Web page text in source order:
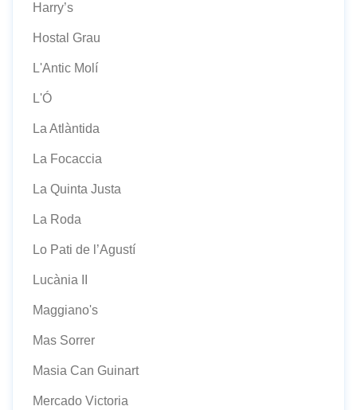
Harry’s
Hostal Grau
L'Antic Molí
L'Ó
La Atlàntida
La Focaccia
La Quinta Justa
La Roda
Lo Pati de l’Agustí
Lucània II
Maggiano's
Mas Sorrer
Masia Can Guinart
Mercado Victoria